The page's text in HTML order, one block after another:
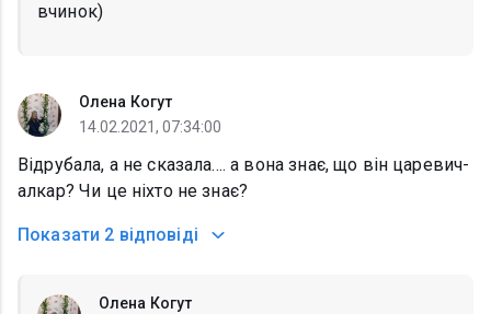
вчинок)
Олена Когут
14.02.2021, 07:34:00
Відрубала, а не сказала.... а вона знає, що він царевич-
алкар? Чи це ніхто не знає?
Показати 2 відповіді
Олена Когут